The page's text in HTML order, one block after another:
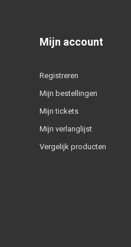
Mijn account
Registreren
Mijn bestellingen
Mijn tickets
Mijn verlanglijst
Vergelijk producten